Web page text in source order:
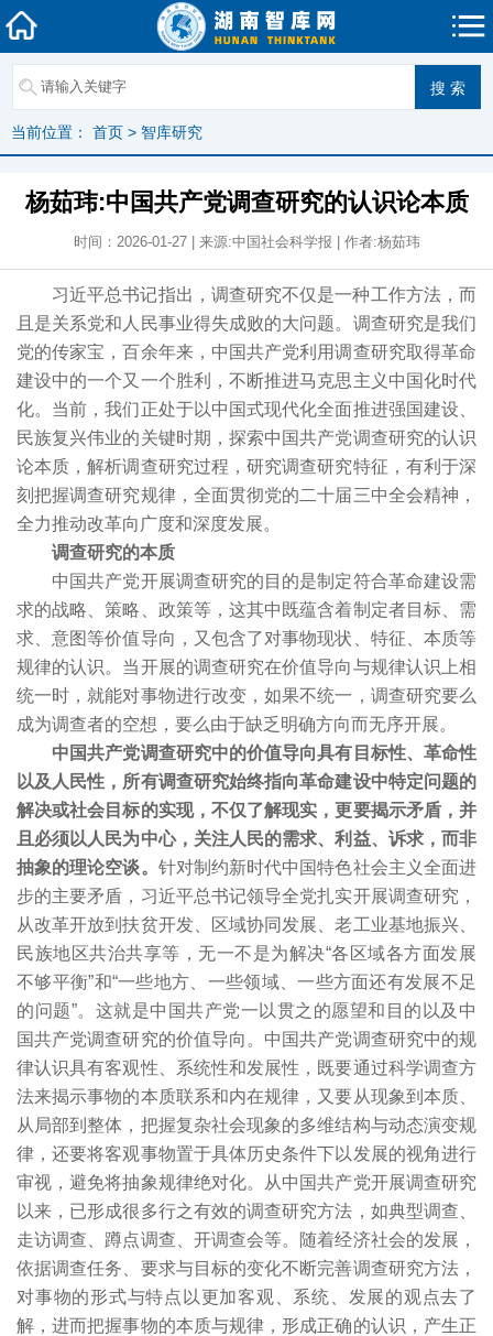
当前位置： 首页 > 智库研究
杨茹玮:中国共产党调查研究的认识论本质
时间：2026-01-27 | 来源:中国社会科学报 | 作者:杨茹玮
习近平总书记指出，调查研究不仅是一种工作方法，而
且是关系党和人民事业得失成败的大问题。调查研究是我们
党的传家宝，百余年来，中国共产党利用调查研究取得革命
建设中的一个又一个胜利，不断推进马克思主义中国化时代
化。当前，我们正处于以中国式现代化全面推进强国建设、
民族复兴伟业的关键时期，探索中国共产党调查研究的认识
论本质，解析调查研究过程，研究调查研究特征，有利于深
刻把握调查研究规律，全面贯彻党的二十届三中全会精神，
全力推动改革向广度和深度发展。
调查研究的本质
中国共产党开展调查研究的目的是制定符合革命建设需
求的战略、策略、政策等，这其中既蕴含着制定者目标、需
求、意图等价值导向，又包含了对事物现状、特征、本质等
规律的认识。当开展的调查研究在价值导向与规律认识上相
统一时，就能对事物进行改变，如果不统一，调查研究要么
成为调查者的空想，要么由于缺乏明确方向而无序开展。
中国共产党调查研究中的价值导向具有目标性、革命性
以及人民性，所有调查研究始终指向革命建设中特定问题的
解决或社会目标的实现，不仅了解现实，更要揭示矛盾，并
且必须以人民为中心，关注人民的需求、利益、诉求，而非
抽象的理论空谈。 针对制约新时代中国特色社会主义全面进
步的主要矛盾，习近平总书记领导全党扎实开展调查研究，
从改革开放到扶贫开发、区域协同发展、老工业基地振兴、
民族地区共治共享等，无一不是为解决“各区域各方面发展
不够平衡”和“一些地方、一些领域、一些方面还有发展不足
的问题”。这就是中国共产党一以贯之的愿望和目的以及中
国共产党调查研究的价值导向。中国共产党调查研究中的规
律认识具有客观性、系统性和发展性，既要通过科学调查方
法来揭示事物的本质联系和内在规律，又要从现象到本质、
从局部到整体，把握复杂社会现象的多维结构与动态演变规
律，还要将客观事物置于具体历史条件下以发展的视角进行
审视，避免将抽象规律绝对化。从中国共产党开展调查研究
以来，已形成很多行之有效的调查研究方法，如典型调查、
走访调查、蹲点调查、开调查会等。随着经济社会的发展，
依据调查任务、要求与目标的变化不断完善调查研究方法，
对事物的形式与特点以更加客观、系统、发展的观点去了
解，进而把握事物的本质与规律，形成正确的认识，产生正